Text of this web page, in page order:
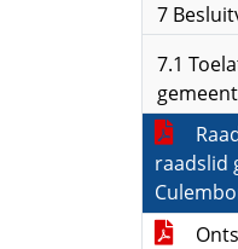
7
7.1
raadslid